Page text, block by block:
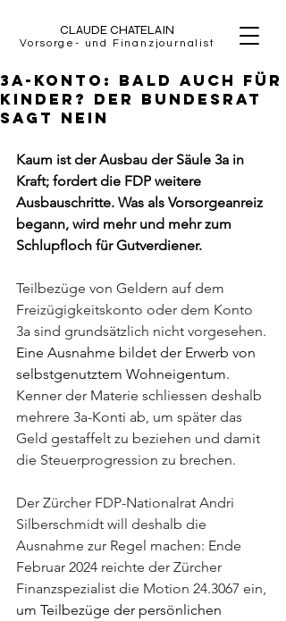
CLAUDE CHATELAIN
Vorsorge- und Finanzjournalist
3a-Konto: Bald auch für
Kinder? Der Bundesrat
sagt Nein
Kaum ist der Ausbau der Säule 3a in
Kraft; fordert die FDP weitere
Ausbauschritte. Was als Vorsorgeanreiz
begann, wird mehr und mehr zum
Schlupfloch für Gutverdiener.
Teilbezüge von Geldern auf dem
Freizügigkeitskonto oder dem Konto
3a sind grundsätzlich nicht vorgesehen.
Eine Ausnahme bildet der Erwerb von
selbstgenutztem Wohneigentum.
Kenner der Materie schliessen deshalb
mehrere 3a-Konti ab, um später das
Geld gestaffelt zu beziehen und damit
die Steuerprogression zu brechen.
Der Zürcher FDP-Nationalrat Andri
Silberschmidt will deshalb die
Ausnahme zur Regel machen: Ende
Februar 2024 reichte der Zürcher
Finanzspezialist die Motion 24.3067 ein,
um Teilbezüge der persönlichen